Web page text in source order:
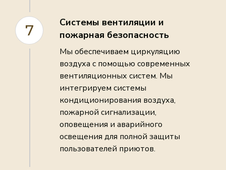
7
Системы вентиляции и
пожарная безопасность
Мы обеспечиваем циркуляцию
воздуха с помощью современных
вентиляционных систем. Мы
интегрируем системы
кондиционирования воздуха,
пожарной сигнализации,
оповещения и аварийного
освещения для полной защиты
пользователей приютов.